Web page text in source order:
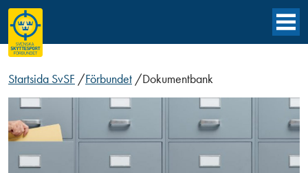
Startsida SvSF /Förbundet /Dokumentbank